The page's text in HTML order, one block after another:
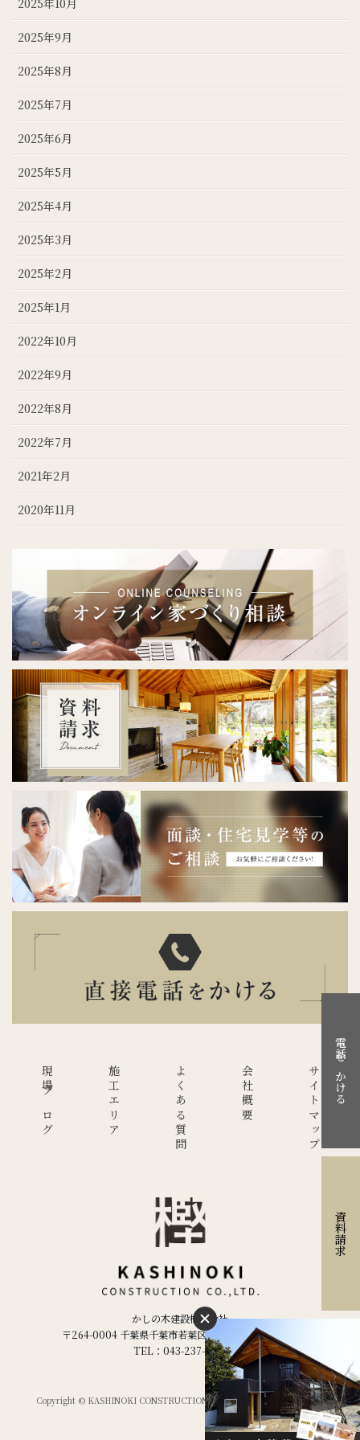
2025年9月
2025年8月
2025年7月
2025年6月
2025年5月
2025年4月
2025年3月
2025年2月
2025年1月
2022年10月
2022年9月
2022年8月
2022年7月
2021年2月
2020年11月
現場ブログ 施工エリア よくある質問 会社概要 サイトマップ
かしの木建設株式会社
〒264-0004 千葉県千葉市若葉区千城台西２丁目２−５
TEL：043-237-1886
Copyright © KASHINOKI CONSTRUCTION Co.ltd,. All Rights Reserved.
電話をかける
資料請求